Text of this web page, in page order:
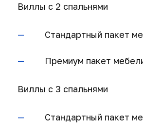
Виллы с 2 спальнями
Стандартный пакет
Премиум пакет
Виллы с 3 спальнями
Стандартный пакет